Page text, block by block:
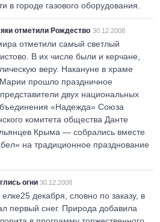
в городе газового оборудования.
отметили Рождество 30.12.2008
отметили самый светлый
В их числе были и керчане,
веру. Накануне в храме
прошло праздничное
двух национальных
«Надежда» Союза
комитета общества Данте
Крыма — собрались вместе
на традиционное празднование
огни 30.12.2008
елке25 декабря, словно по заказу, в
первый снег. Природа добавила